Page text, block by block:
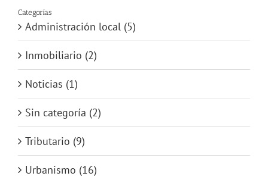
Categorías
Administración local (5)
Inmobiliario (2)
Noticias (1)
Sin categoría (2)
Tributario (9)
Urbanismo (16)